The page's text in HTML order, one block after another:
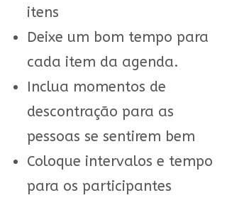
itens
Deixe um bom tempo para
cada item da agenda.
Inclua momentos de
descontração para as
pessoas se sentirem bem
Coloque intervalos e tempo
para os participantes